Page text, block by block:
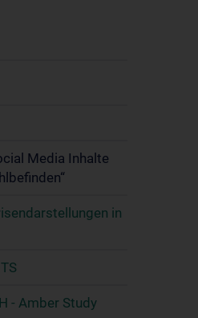
Media Inhalte
in
- Amber Study